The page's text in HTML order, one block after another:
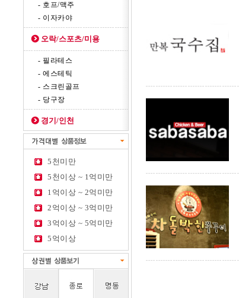
- 호프/맥주
- 이자카야
오락/스포츠/미용
- 필라테스
- 에스테틱
- 스크린골프
- 당구장
경기/인천
5천미만
5천이상 ~ 1억미만
1억이상 ~ 2억미만
2억이상 ~ 3억미만
3억이상 ~ 5억미만
5억이상